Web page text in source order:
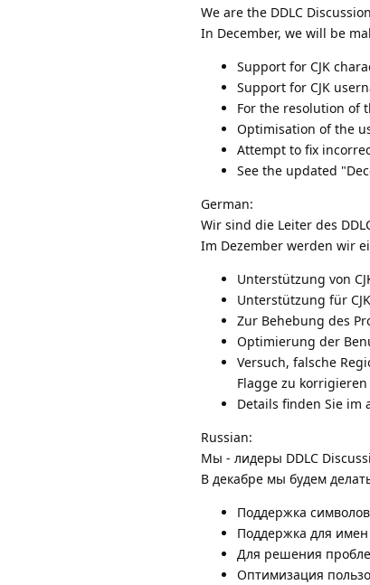
We are the DDLC
In December, we will be
Support for CJK
Support for CJK
For the resolution of
Optimisation of the
Attempt to fix
See the updated
German:
Wir sind die Leiter des
Im Dezember werden wir
Unterstützung von
Unterstützung für
Zur Behebung des
Optimierung der
Versuch, falsche
Flagge zu korrigieren
Details finden Sie im
Russian:
Мы - лидеры DDLC
В декабре мы будем
Поддержка
Поддержка для имен
Для решения
Оптимизация